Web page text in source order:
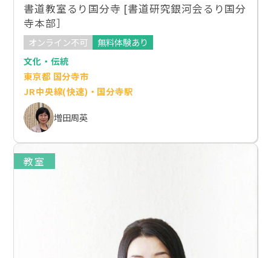
書道教室るり国分寺 [書道研究銀河会るり国分
寺本部］
オンライン不可
無料体験あり
文化・伝統
東京都 国分寺市
JR中央線(快速)・国分寺駅
増田周英
教室